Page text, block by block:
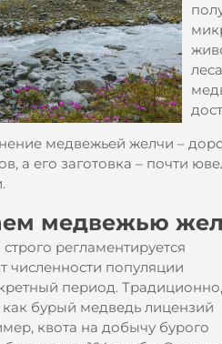
медвежьей желчи –
а его заготовка – почти
медвежью
регламентируется
численности популяции
период.
бурый медведь лицензий
квота на добычу бурого